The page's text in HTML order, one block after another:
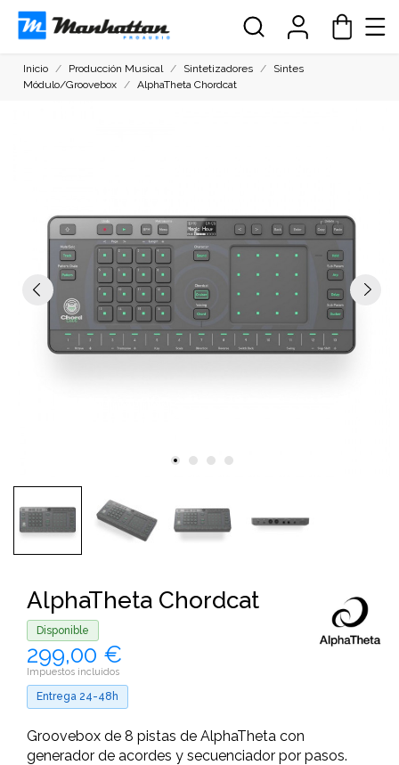
Inicio Producción Musical Sintetizadores
Sintes
Módulo/Groovebox
AlphaTheta Chordcat
AlphaTheta Chordcat
Disponible
299,00 €
Impuestos incluidos
Entrega 24-48h
Groovebox de 8 pistas de AlphaTheta con
generador de acordes y secuenciador por pasos.